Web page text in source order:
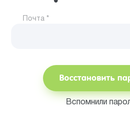
Почта *
Восстановить
Вспомнили